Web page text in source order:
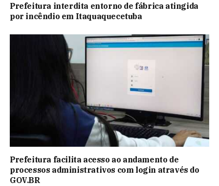
Prefeitura interdita entorno de fábrica atingida
por incêndio em Itaquaquecetuba
Prefeitura facilita acesso ao andamento de
processos administrativos com login através do
GOV.BR